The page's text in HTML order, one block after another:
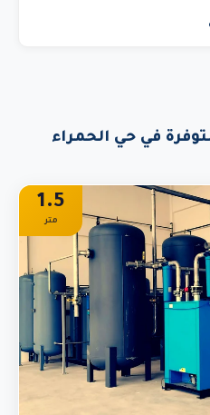
في حي الحمراء
1.5
متر